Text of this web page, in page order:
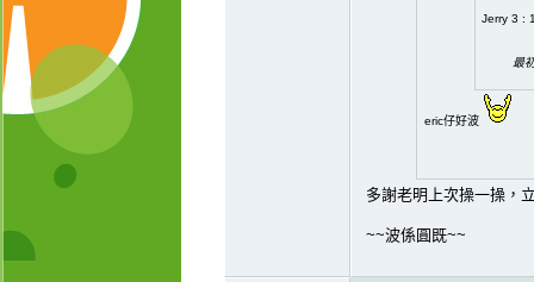
Jerry 3 :
最
eric仔好波
多謝老明上次操一操，
~~波係圓既~~